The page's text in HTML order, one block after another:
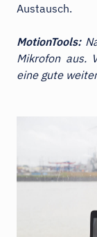
Austausch.
MotionTools:
Mikrofon aus.
eine gute